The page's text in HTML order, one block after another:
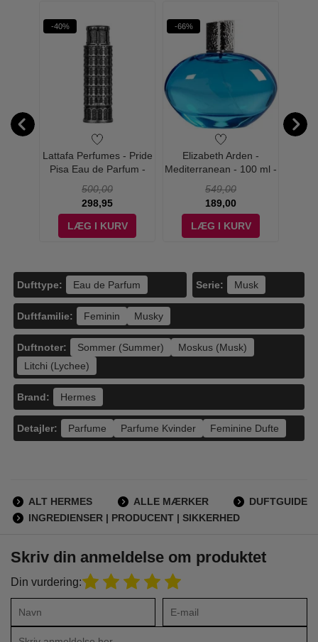
-40%
Lattafa Perfumes - Pride
Pisa Eau de Parfum -
500,00
298,95
LÆG I KURV
-66%
Elizabeth Arden -
Mediterranean - 100 ml -
549,00
189,00
LÆG I KURV
Dufttype: Eau de Parfum Serie: Musk
Duftnoter: Sommer (Summer)
Moskus (Musk)
Litchi (Lychee)
Duftfamilie: Feminin Musky
Brand: Hermes
Detajler: Parfume Parfume Kvinder Feminine Dufte
ALT HERMES ALLE MÆRKER
DUFTGUIDE
INGREDIENSER | PRODUCENT | SIKKERHED
Skriv din anmeldelse om produktet
Din vurdering: